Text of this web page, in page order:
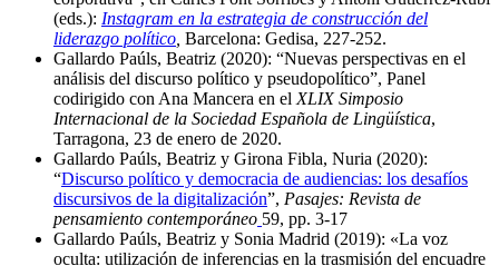
(eds.): Instagram en la estrategia de construcción del
liderazgo político Barcelona: Gedisa, 227-252.
Gallardo Paúls, Beatriz (2020): “Nuevas perspectivas en el
análisis del discurso político y pseudopolítico”, Panel
codirigido con Ana Mancera en el XLIX Simposio
Internacional de la Sociedad Española de Lingüística,
Tarragona, 23 de enero de 2020.
Gallardo Paúls, Beatriz y Girona Fibla, Nuria (2020):
“Discurso político y democracia de audiencias: los desafíos
discursivos de la digitalización”, Pasajes: Revista de
pensamiento contemporáneo 59, pp. 3-17
Gallardo Paúls, Beatriz y Sonia Madrid (2019): «La voz
oculta: utilización de inferencias en la trasmisión del encuadre